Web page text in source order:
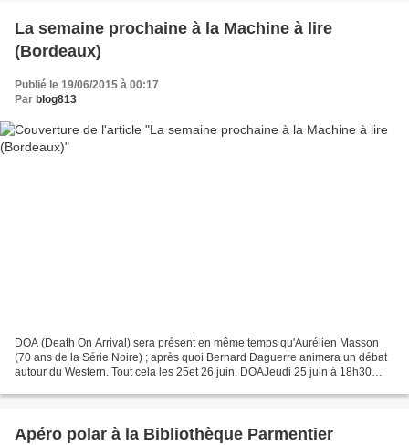
La semaine prochaine à la Machine à lire
(Bordeaux)
Publié le 19/06/2015 à 00:17
Par blog813
DOA (Death On Arrival) sera présent en même temps qu'Aurélien Masson
(70 ans de la Série Noire) ; après quoi Bernard Daguerre animera un débat
autour du Western. Tout cela les 25et 26 juin. DOAJeudi 25 juin à 18h30
Apéro polar à la Bibliothèque Parmentier